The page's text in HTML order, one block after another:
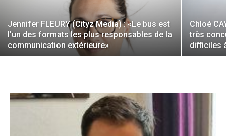
Jennifer FLEURY (Cityz Media) : «Le bus est
l’un des formats les plus responsables de la
communication extérieure»
Chloé
très
difficiles